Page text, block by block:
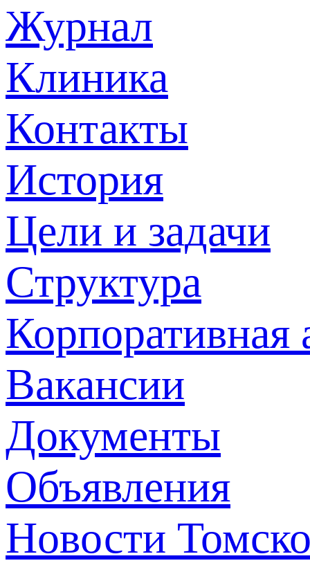
Журнал
Клиника
Контакты
История
Цели и задачи
Структура
Корпоративная
Вакансии
Документы
Объявления
Новости